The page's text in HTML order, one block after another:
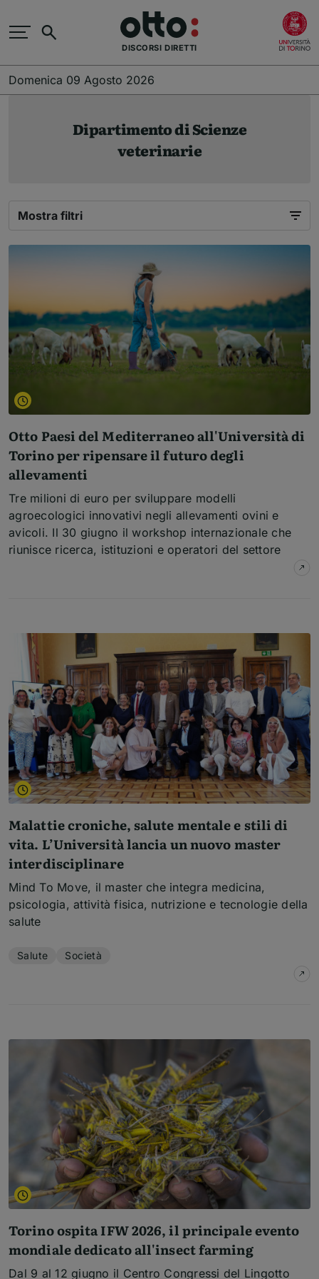
Salta al contenuto principale
DISCORSI DIRETTI
Domenica 09 Agosto 2026
Dipartimento di Scienze
veterinarie
Mostra filtri
Otto Paesi del Mediterraneo all'Università di
Torino per ripensare il futuro degli
allevamenti
Tre milioni di euro per sviluppare modelli
agroecologici innovativi negli allevamenti ovini e
avicoli. Il 30 giugno il workshop internazionale che
riunisce ricerca, istituzioni e operatori del settore
su
Malattie croniche, salute mentale e stili di
vita. L’Università lancia un nuovo master
interdisciplinare
Mind To Move, il master che integra medicina,
psicologia, attività fisica, nutrizione e tecnologie della
salute
Salute Società
su
Torino ospita IFW 2026, il principale evento
mondiale dedicato all'insect farming
Dal 9 al 12 giugno il Centro Congressi del Lingotto